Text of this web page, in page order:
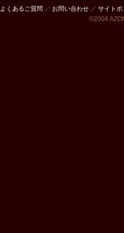
よくあるご質問 ／ お問い合わせ ／ サイトポ
©2004